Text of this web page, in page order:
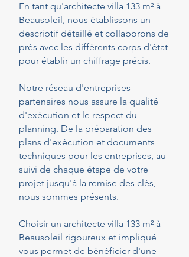
En tant qu'architecte villa 133 m² à
Beausoleil, nous établissons un
descriptif détaillé et collaborons de
près avec les différents corps d'état
pour établir un chiffrage précis.
Notre réseau d'entreprises
partenaires nous assure la qualité
d'exécution et le respect du
planning. De la préparation des
plans d'exécution et documents
techniques pour les entreprises, au
suivi de chaque étape de votre
projet jusqu'à la remise des clés,
nous sommes présents.
Choisir un architecte villa 133 m² à
Beausoleil rigoureux et impliqué
vous permet de bénéficier d'une